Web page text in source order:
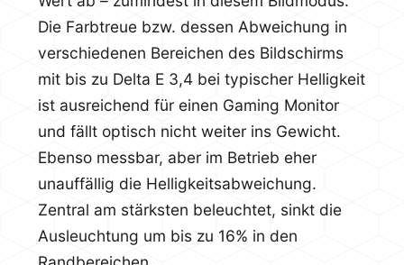
Die Farbtreue bzw. dessen Abweichung in
verschiedenen Bereichen des Bildschirms
mit bis zu Delta E 3,4 bei typischer Helligkeit
ist ausreichend für einen Gaming Monitor
und fällt optisch nicht weiter ins Gewicht.
Ebenso messbar, aber im Betrieb eher
unauffällig die Helligkeitsabweichung.
Zentral am stärksten beleuchtet, sinkt die
Ausleuchtung um bis zu 16% in den